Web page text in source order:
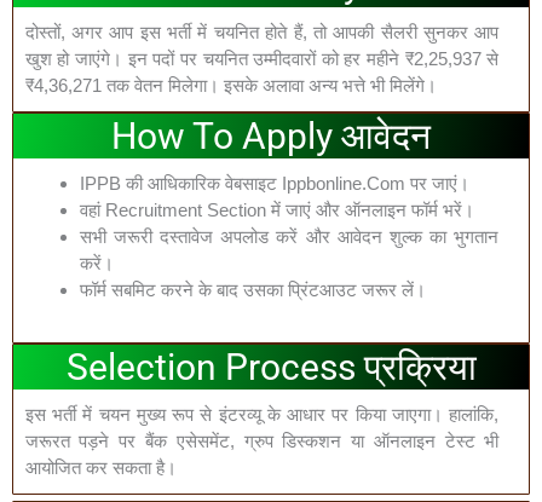
दोस्तों, अगर आप इस भर्ती में चयनित होते हैं, तो आपकी सैलरी सुनकर आप
खुश हो जाएंगे। इन पदों पर चयनित उम्मीदवारों को हर महीने ₹2,25,937 से
₹4,36,271 तक वेतन मिलेगा। इसके अलावा अन्य भत्ते भी मिलेंगे।
How To Apply आवेदन
IPPB की आधिकारिक वेबसाइट Ippbonline.com पर जाएं।
वहां Recruitment Section में जाएं और ऑनलाइन फॉर्म भरें।
सभी जरूरी दस्तावेज अपलोड करें और आवेदन शुल्क का भुगतान
करें।
फॉर्म सबमिट करने के बाद उसका प्रिंटआउट जरूर लें।
Selection Process प्रक्रिया
इस भर्ती में चयन मुख्य रूप से इंटरव्यू के आधार पर किया जाएगा। हालांकि,
जरूरत पड़ने पर बैंक एसेसमेंट, ग्रुप डिस्कशन या ऑनलाइन टेस्ट भी
आयोजित कर सकता है।